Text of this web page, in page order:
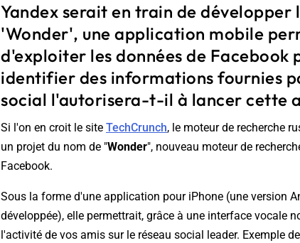
Yandex serait en train de développer
'Wonder', une application mobile
d'exploiter les données de Facebook
identifier des informations fournies
social l'autorisera-t-il à lancer cette
Si l'on en croit le site TechCrunch, le moteur de recherche
un projet du nom de "Wonder", nouveau moteur de
Facebook.
Sous la forme d'une application pour iPhone (une version
développée), elle permettrait, grâce à une interface vocale
l'activité de vos amis sur le réseau social leader. Exemple